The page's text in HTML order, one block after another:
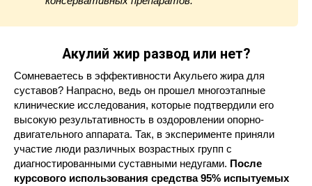
Акулий жир развод или нет?
Сомневаетесь в эффективности Акульего жира для
суставов? Напрасно, ведь он прошел многоэтапные
клинические исследования, которые подтвердили его
высокую результативность в оздоровлении опорно-
двигательного аппарата. Так, в эксперименте приняли
участие люди различных возрастных групп с
диагностированными суставными недугами. После
курсового использования средства 95% испытуемых